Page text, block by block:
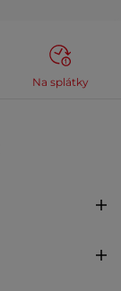
Na splátky